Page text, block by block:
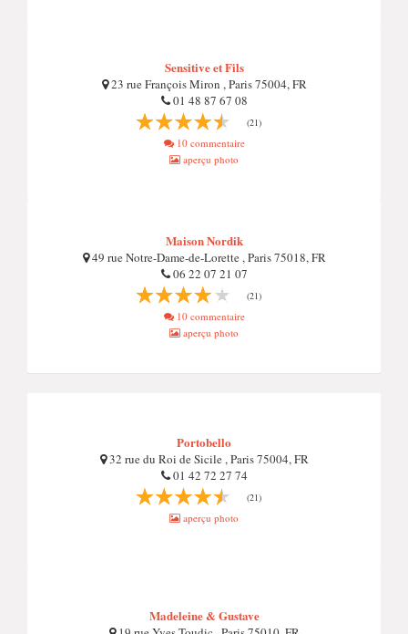
Sensitive et Fils
23 rue François Miron , Paris 75004, FR
01 48 87 67 08
(21)
10 commentaire
aperçu photo
Maison Nordik
49 rue Notre-Dame-de-Lorette , Paris 75018, FR
06 22 07 21 07
(21)
10 commentaire
aperçu photo
Portobello
32 rue du Roi de Sicile , Paris 75004, FR
01 42 72 27 74
(21)
aperçu photo
Madeleine & Gustave